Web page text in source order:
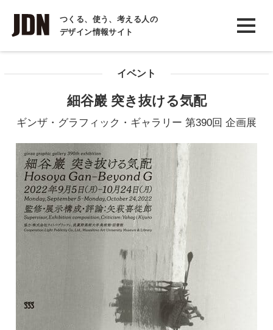
つくる、使う、考える人の
デザイン情報サイト
INTERVIEW
インタビュー
COLUMN
イベント
細谷巖 突き抜ける気配
ギンザ・グラフィック・ギャラリー 第390回 企画展